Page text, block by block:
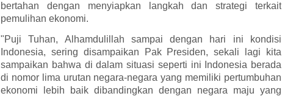
bertahan dengan menyiapkan langkah dan strategi terkait
pemulihan ekonomi.
"Puji Tuhan, Alhamdulillah sampai dengan hari ini kondisi
Indonesia, sering disampaikan Pak Presiden, sekali lagi kita
sampaikan bahwa di dalam situasi seperti ini Indonesia berada
di nomor lima urutan negara-negara yang memiliki pertumbuhan
ekonomi lebih baik dibandingkan dengan negara maju yang